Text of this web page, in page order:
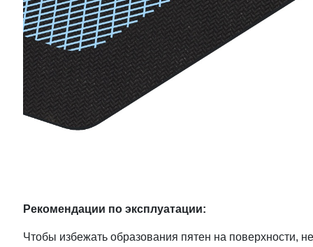
Рекомендации по эксплуатации:
Чтобы избежать образования пятен на поверхности,